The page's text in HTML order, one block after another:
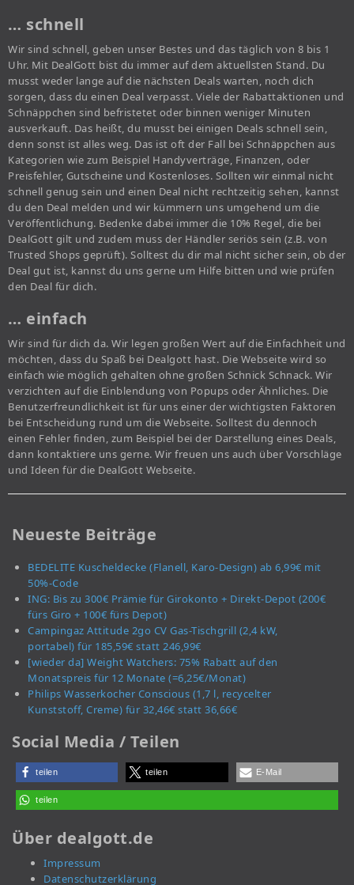
… schnell
Wir sind schnell, geben unser Bestes und das täglich von 8 bis 1
Uhr. Mit DealGott bist du immer auf dem aktuellsten Stand. Du
musst weder lange auf die nächsten Deals warten, noch dich
sorgen, dass du einen Deal verpasst. Viele der Rabattaktionen und
Schnäppchen sind befristetet oder binnen weniger Minuten
ausverkauft. Das heißt, du musst bei einigen Deals schnell sein,
denn sonst ist alles weg. Das ist oft der Fall bei Schnäppchen aus
Kategorien wie zum Beispiel Handyverträge, Finanzen, oder
Preisfehler, Gutscheine und Kostenloses. Sollten wir einmal nicht
schnell genug sein und einen Deal nicht rechtzeitig sehen, kannst
du den Deal melden und wir kümmern uns umgehend um die
Veröffentlichung. Bedenke dabei immer die 10% Regel, die bei
DealGott gilt und zudem muss der Händler seriös sein (z.B. von
Trusted Shops geprüft). Solltest du dir mal nicht sicher sein, ob der
Deal gut ist, kannst du uns gerne um Hilfe bitten und wie prüfen
den Deal für dich.
… einfach
Wir sind für dich da. Wir legen großen Wert auf die Einfachheit und
möchten, dass du Spaß bei Dealgott hast. Die Webseite wird so
einfach wie möglich gehalten ohne großen Schnick Schnack. Wir
verzichten auf die Einblendung von Popups oder Ähnliches. Die
Benutzerfreundlichkeit ist für uns einer der wichtigsten Faktoren
bei Entscheidung rund um die Webseite. Solltest du dennoch
einen Fehler finden, zum Beispiel bei der Darstellung eines Deals,
dann kontaktiere uns gerne. Wir freuen uns auch über Vorschläge
und Ideen für die DealGott Webseite.
Neueste Beiträge
BEDELITE Kuscheldecke (Flanell, Karo-Design) ab 6,99€ mit
50%-Code
ING: Bis zu 300€ Prämie für Girokonto + Direkt-Depot (200€
fürs Giro + 100€ fürs Depot)
Campingaz Attitude 2go CV Gas-Tischgrill (2,4 kW,
portabel) für 185,59€ statt 246,99€
[wieder da] Weight Watchers: 75% Rabatt auf den
Monatspreis für 12 Monate (=6,25€/Monat)
Philips Wasserkocher Conscious (1,7 l, recycelter
Kunststoff, Creme) für 32,46€ statt 36,66€
Social Media / Teilen
teilen teilen E-Mail
teilen
Über dealgott.de
Impressum
Datenschutzerklärung